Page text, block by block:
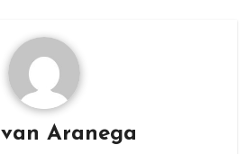
Ivan Aranega